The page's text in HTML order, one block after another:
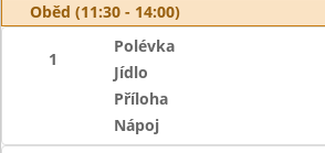
Oběd (11:30 - 14:00)
1
Polévka
Jídlo
Příloha
Nápoj